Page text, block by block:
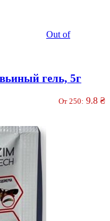
Out of
гель, 5г
От 250: 9.8 ₴